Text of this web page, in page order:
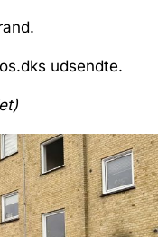
udsendte.